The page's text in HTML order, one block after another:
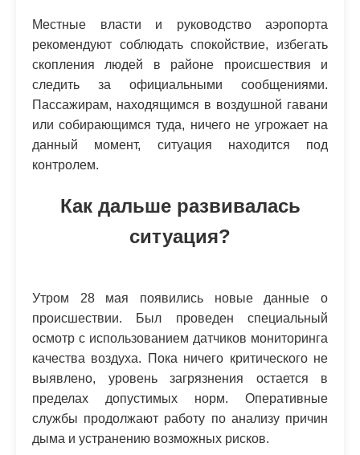
Местные власти и руководство аэропорта
рекомендуют соблюдать спокойствие, избегать
скопления людей в районе происшествия и
следить за официальными сообщениями.
Пассажирам, находящимся в воздушной гавани
или собирающимся туда, ничего не угрожает на
данный момент, ситуация находится под
контролем.
Как дальше развивалась
ситуация?
Утром 28 мая появились новые данные о
происшествии. Был проведен специальный
осмотр с использованием датчиков мониторинга
качества воздуха. Пока ничего критического не
выявлено, уровень загрязнения остается в
пределах допустимых норм. Оперативные
службы продолжают работу по анализу причин
дыма и устранению возможных рисков.